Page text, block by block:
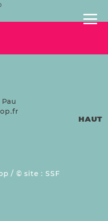
Pau
/ site :SSF
HAUT